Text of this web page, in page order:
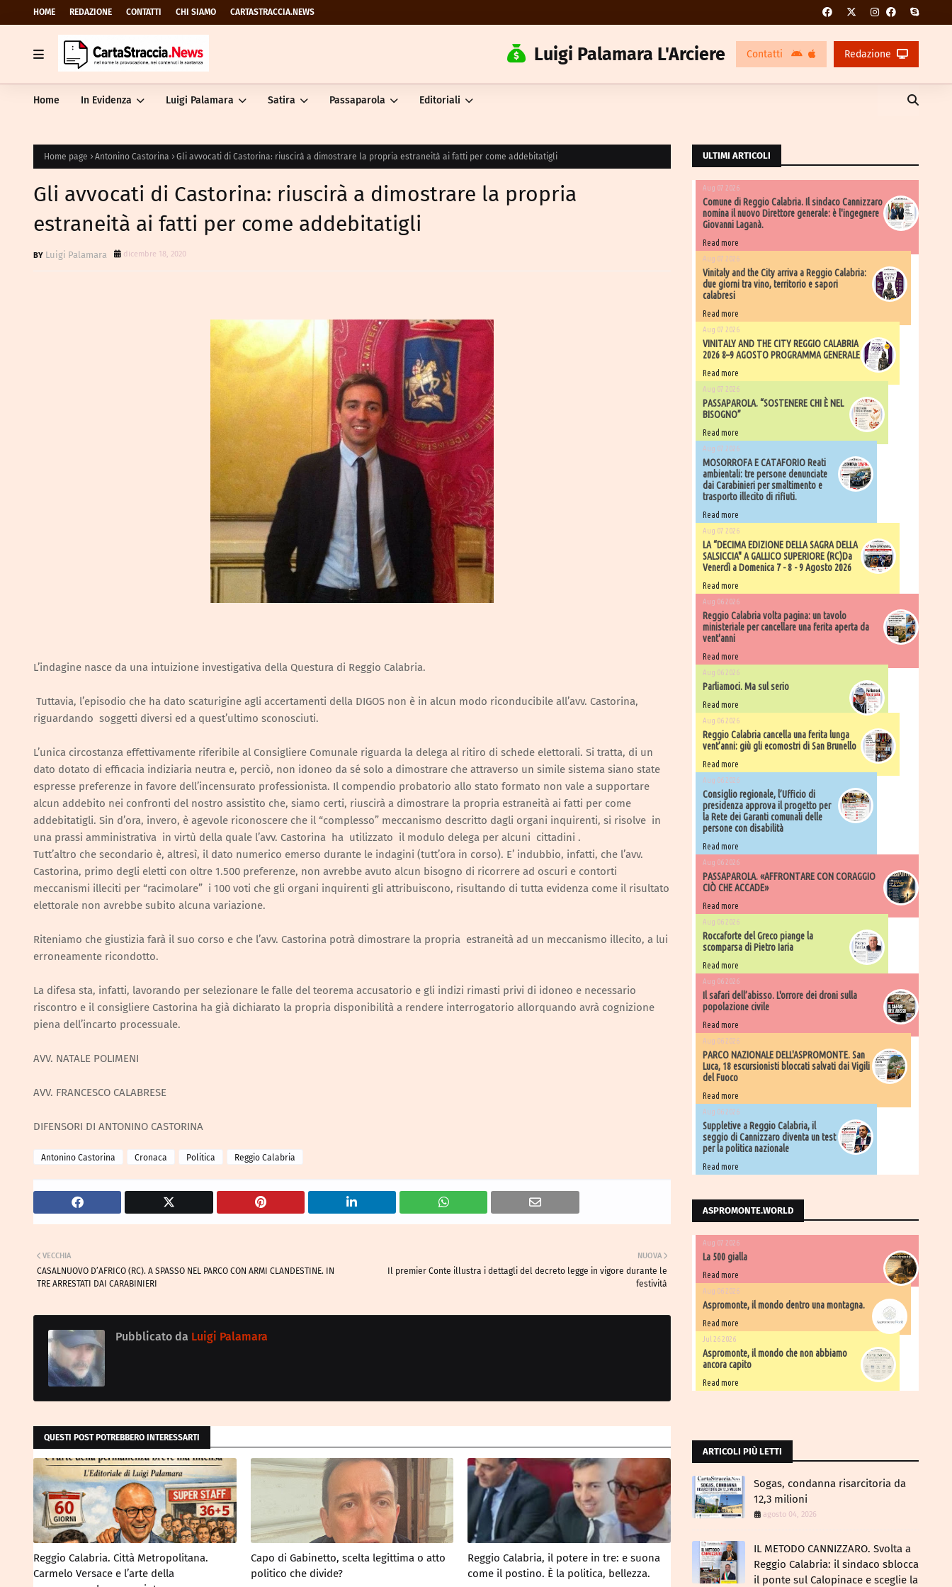
HOME REDAZIONE CONTATTI CHI SIAMO CARTASTRACCIA.NEWS
Luigi Palamara L'Arciere Contatti Redazione
Home In Evidenza Luigi Palamara Satira Passaparola Editoriali
Home page Antonino Castorina Gli avvocati di Castorina: riuscirà a dimostrare la propria estraneità ai fatti per come addebitatigli
Gli avvocati di Castorina: riuscirà a dimostrare la propria
estraneità ai fatti per come addebitatigli
Luigi Palamara dicembre 18, 2020
L’indagine nasce da una intuizione investigativa della Questura di Reggio Calabria.
Tuttavia, l’episodio che ha dato scaturigine agli accertamenti della DIGOS non è in alcun modo riconducibile all’avv. Castorina,
riguardando soggetti diversi ed a quest’ultimo sconosciuti.
L’unica circostanza effettivamente riferibile al Consigliere Comunale riguarda la delega al ritiro di schede elettorali. Si tratta, di un
dato dotato di efficacia indiziaria neutra e, perciò, non idoneo da sé solo a dimostrare che attraverso un simile sistema siano state
espresse preferenze in favore dell’incensurato professionista. Il compendio probatorio allo stato formato non vale a supportare
alcun addebito nei confronti del nostro assistito che, siamo certi, riuscirà a dimostrare la propria estraneità ai fatti per come
addebitatigli. Sin d’ora, invero, è agevole riconoscere che il “complesso” meccanismo descritto dagli organi inquirenti, si risolve in
una prassi amministrativa in virtù della quale l’avv. Castorina ha utilizzato il modulo delega per alcuni cittadini .
Tutt’altro che secondario è, altresì, il dato numerico emerso durante le indagini (tutt’ora in corso). E’ indubbio, infatti, che l’avv.
Castorina, primo degli eletti con oltre 1.500 preferenze, non avrebbe avuto alcun bisogno di ricorrere ad oscuri e contorti
meccanismi illeciti per “racimolare” i 100 voti che gli organi inquirenti gli attribuiscono, risultando di tutta evidenza come il risultato
elettorale non avrebbe subito alcuna variazione.
Riteniamo che giustizia farà il suo corso e che l’avv. Castorina potrà dimostrare la propria estraneità ad un meccanismo illecito, a lui
erroneamente ricondotto.
La difesa sta, infatti, lavorando per selezionare le falle del teorema accusatorio e gli indizi rimasti privi di idoneo e necessario
riscontro e il consigliere Castorina ha già dichiarato la propria disponibilità a rendere interrogatorio allorquando avrà cognizione
piena dell’incarto processuale.
AVV. NATALE POLIMENI
AVV. FRANCESCO CALABRESE
DIFENSORI DI ANTONINO CASTORINA
Antonino Castorina Cronaca Politica Reggio Calabria
NUOVA
Il premier Conte illustra i dettagli del decreto legge in vigore durante le
festività
VECCHIA
CASALNUOVO D’AFRICO (RC). A SPASSO NEL PARCO CON ARMI CLANDESTINE. IN
TRE ARRESTATI DAI CARABINIERI
Pubblicato da Luigi Palamara
QUESTI POST POTREBBERO INTERESSARTI
Reggio Calabria. Città Metropolitana.
Carmelo Versace e l’arte della
Capo di Gabinetto, scelta legittima o atto
politico che divide?
Reggio Calabria, il potere in tre: e suona
come il postino. È la politica, bellezza.
ULTIMI ARTICOLI
Aug 07 2026
Comune di Reggio Calabria. Il sindaco Cannizzaro
nomina il nuovo Direttore generale: è l'ingegnere
Giovanni Laganà.
Read more
Aug 07 2026
Vinitaly and the City arriva a Reggio Calabria:
due giorni tra vino, territorio e sapori
calabresi
Read more
Aug 07 2026
VINITALY AND THE CITY REGGIO CALABRIA
2026 8–9 AGOSTO PROGRAMMA GENERALE
Read more
Aug 07 2026
PASSAPAROLA. “SOSTENERE CHI È NEL
BISOGNO”
Read more
Aug 07 2026
MOSORROFA E CATAFORIO Reati
ambientali: tre persone denunciate
dai Carabinieri per smaltimento e
trasporto illecito di rifiuti.
Read more
Aug 07 2026
LA “DECIMA EDIZIONE DELLA SAGRA DELLA
SALSICCIA" A GALLICO SUPERIORE (RC)Da
Venerdì a Domenica 7 - 8 - 9 Agosto 2026
Read more
Aug 06 2026
​Reggio Calabria volta pagina: un tavolo
ministeriale per cancellare una ferita aperta da
vent'anni
Read more
Aug 06 2026
Parliamoci. Ma sul serio
Read more
Aug 06 2026
Reggio Calabria cancella una ferita lunga
vent’anni: giù gli ecomostri di San Brunello
Read more
Aug 06 2026
Consiglio regionale, l’Ufficio di
presidenza approva il progetto per
la Rete dei Garanti comunali delle
persone con disabilità
Read more
Aug 06 2026
PASSAPAROLA. «AFFRONTARE CON CORAGGIO
CIÒ CHE ACCADE»
Read more
Aug 06 2026
Roccaforte del Greco piange la
scomparsa di Pietro Iaria
Read more
Aug 06 2026
Il safari dell’abisso. L'orrore dei droni sulla
popolazione civile
Read more
Aug 06 2026
PARCO NAZIONALE DELL'ASPROMONTE. San
Luca, 18 escursionisti bloccati salvati dai Vigili
del Fuoco
Read more
Aug 06 2026
Suppletive a Reggio Calabria, il
seggio di Cannizzaro diventa un test
per la politica nazionale
Read more
ASPROMONTE.WORLD
Aug 07 2026
La 500 gialla
Read more
Aug 06 2026
Aspromonte, il mondo dentro una montagna.
Read more
Jul 26 2026
Aspromonte, il mondo che non abbiamo
ancora capito
Read more
ARTICOLI PIÙ LETTI
Sogas, condanna risarcitoria da
12,3 milioni
agosto 04, 2026
IL METODO CANNIZZARO​. Svolta a
Reggio Calabria: il sindaco sblocca
il ponte sul Calopinace e sceglie la